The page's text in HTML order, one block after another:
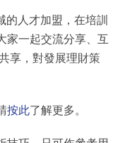
的人才加盟，在培訓
家一起交流分享、互
享，對發展理財策
按此了解更多。